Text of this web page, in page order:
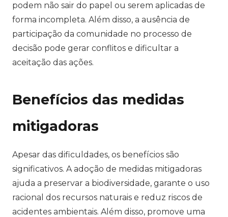
podem não sair do papel ou serem aplicadas de
forma incompleta. Além disso, a ausência de
participação da comunidade no processo de
decisão pode gerar conflitos e dificultar a
aceitação das ações.
Benefícios das medidas
mitigadoras
Apesar das dificuldades, os benefícios são
significativos. A adoção de medidas mitigadoras
ajuda a preservar a biodiversidade, garante o uso
racional dos recursos naturais e reduz riscos de
acidentes ambientais. Além disso, promove uma